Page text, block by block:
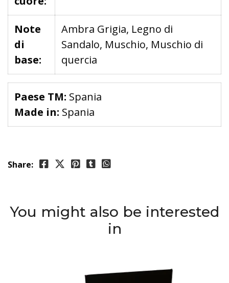
Note
di
base:
Ambra Grigia, Legno di
Sandalo, Muschio, Muschio di
quercia
Paese TM: Spania
Made in: Spania
Share:
You might also be interested
in